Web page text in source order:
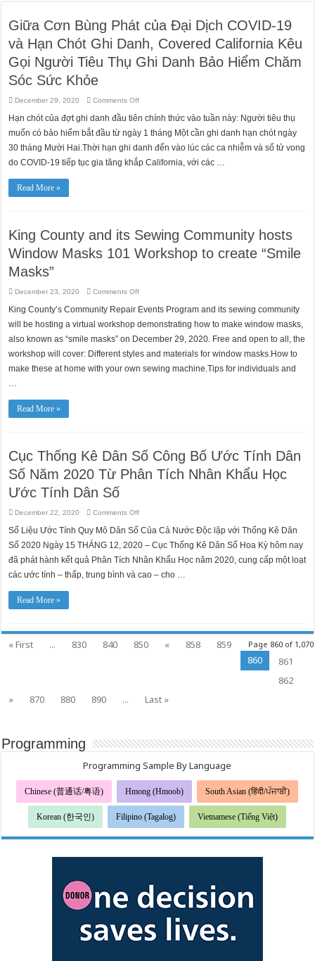
Giữa Cơn Bùng Phát của Đại Dịch COVID-19
và Hạn Chót Ghi Danh, Covered California Kêu
Gọi Người Tiêu Thụ Ghi Danh Bảo Hiểm Chăm
Sóc Sức Khỏe
December 29, 2020 Comments Offon
Cơn
Bùng
Phát
của
Đại
COVID-
19
Kêu
Gọi
Tiêu
Hiểm
Sóc
Khỏe
Hạn chót của đợt ghi danh đầu tiên chính thức vào tuần này: Người tiêu thụ
muốn có bảo hiểm bắt đầu từ ngày 1 tháng Một cần ghi danh hạn chót ngày
30 tháng Mười Hai.Thời hạn ghi danh đến vào lúc các ca nhiễm và số tử vong
do COVID-19 tiếp tục gia tăng khắp California, với các …
Read More »
King County and its Sewing Community hosts
Window Masks 101 Workshop to create “Smile
Masks”
December 23, 2020 Comments Offon
County
and
its
Sewing
Community
Window
101
King County’s Community Repair Events Program and its sewing community
will be hosting a virtual workshop demonstrating how to make window masks,
also known as “smile masks” on December 29, 2020. Free and open to all, the
workshop will cover: Different styles and materials for window masks.How to
make these at home with your own sewing machine.Tips for individuals and
…
Read More »
Cục Thống Kê Dân Số Công Bố Ước Tính Dân
Số Năm 2020 Từ Phân Tích Nhân Khẩu Học
Ước Tính Dân Số
December 22, 2020 Comments Offon
Thống
Kê
Dân
Số
Công
Ước
Tích
Nhân
Số Liệu Ước Tính Quy Mô Dân Số Của Cả Nước Độc lập với Thống Kê Dân
Số 2020 Ngày 15 THÁNG 12, 2020 – Cục Thống Kê Dân Số Hoa Kỳ hôm nay
đã phát hành kết quả Phân Tích Nhân Khẩu Học năm 2020, cung cấp một loạt
các ước tính – thấp, trung bình và cao – cho …
Read More »
Page 860 of 1,070
« First ... 830 840 850 « 858
859
860
861
862
»
870 880 890 ... Last »
Programming
Programming Sample By Language
Chinese (普通话/粤语) Hmong (Hmoob) South Asian (हिंदी/ਪੰਜਾਬੀ)
Korean (한국인) Filipino (Tagalog) Vietnamese (Tiếng Việt)